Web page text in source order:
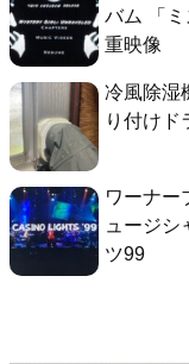
バム 「
重映像
冷風除湿
り付けド
ワーナー
ュージシ
ツ99